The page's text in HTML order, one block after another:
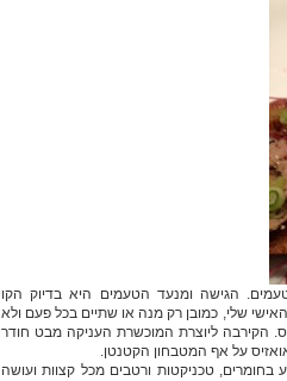
הגישה ומנעד הטעמים היא בדיוק הקו
שלי, כמובן רק מנה או שתיים בכל פעם ולא
הקירבה ליוצרת המוכשרת העניקה מבט חודר
על אף המטבחון הקטנטן.
בחומרים, טכניקטות ורטבים מכל קצוות ועושה